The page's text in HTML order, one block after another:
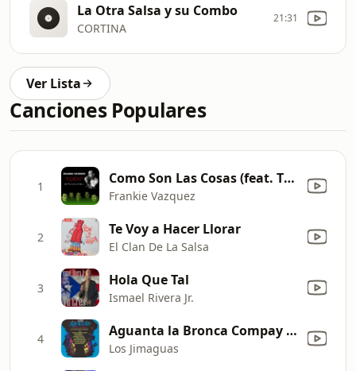
La Otra Salsa y su Combo
CORTINA
21:31
Ver Lista
Canciones Populares
1 Como Son Las Cosas (feat. The Lebron Brothers)
Frankie Vazquez
2 Te Voy a Hacer Llorar
El Clan De La Salsa
3 Hola Que Tal
Ismael Rivera Jr.
4 Aguanta la Bronca Compay (feat. Mariano Sánchez)
Los Jimaguas